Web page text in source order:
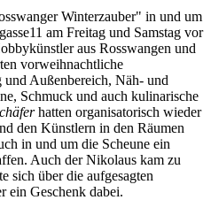
Winterzauber" in und um
am Freitag und Samstag vor
aus Rosswangen und
vorweihnachtliche
Außenbereich, Näh- und
Schmuck und auch kulinarische
hatten organisatorisch wieder
den Künstlern in den Räumen
in und um die Scheune ein
Auch der Nikolaus kam zu
sich über die aufgesagten
ein Geschenk dabei.